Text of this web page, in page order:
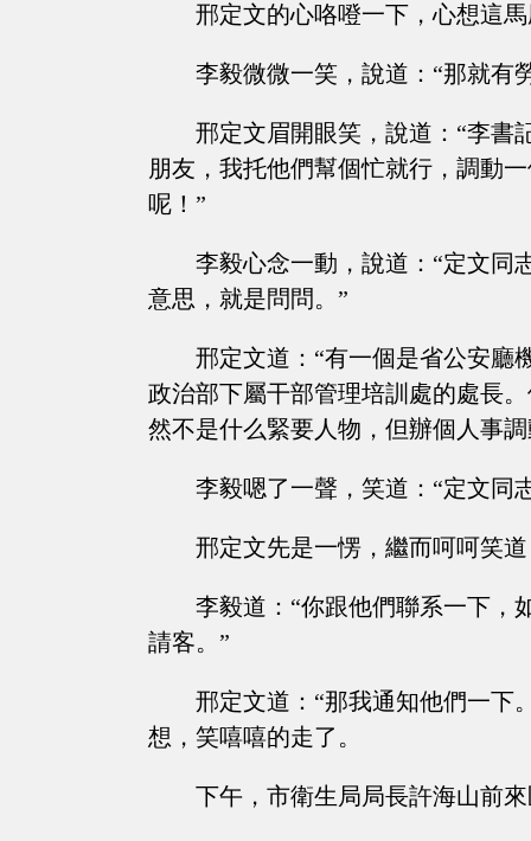
邢定文的心咯噔一下，心想這
李毅微微一笑，說道：“那就有
邢定文眉開眼笑，說道：“李書
朋友，我托他們幫個忙就行，調動
呢！”
李毅心念一動，說道：“定文同
意思，就是問問。”
邢定文道：“有一個是省公安廳
政治部下屬干部管理培訓處的處長
然不是什么緊要人物，但辦個人事
李毅嗯了一聲，笑道：“定文同
邢定文先是一愣，繼而呵呵笑
李毅道：“你跟他們聯系一下，
請客。”
邢定文道：“那我通知他們一下
想，笑嘻嘻的走了。
下午，市衛生局局長許海山前